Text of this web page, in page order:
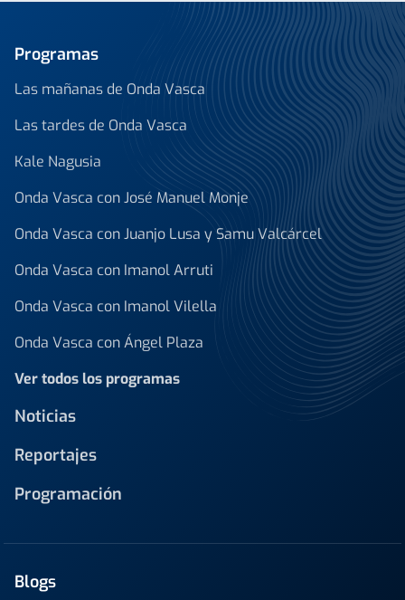
Programas
Las mañanas de Onda Vasca
Las tardes de Onda Vasca
Kale Nagusia
Onda Vasca con José Manuel Monje
Onda Vasca con Juanjo Lusa y Samu Valcárcel
Onda Vasca con Imanol Arruti
Onda Vasca con Imanol Vilella
Onda Vasca con Ángel Plaza
Ver todos los programas
Noticias
Reportajes
Programación
Blogs